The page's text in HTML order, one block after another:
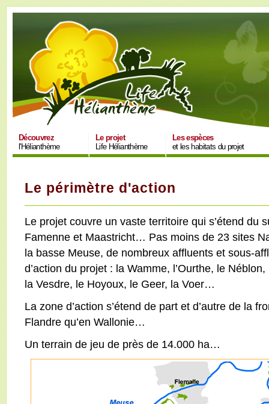
Découvrez
l'Hélianthème
Le projet
Life Hélianthème
Les espèces
et les habitats du projet
Le périmètre d'action
Le projet couvre un vaste territoire qui s’étend du
Famenne et Maastricht… Pas moins de 23 sites
la basse Meuse, de nombreux affluents et sous-
d’action du projet : la Wamme, l’Ourthe, le
la Vesdre, le Hoyoux, le Geer, la Voer…
La zone d’action s’étend de part et d’autre de la
Flandre qu’en Wallonie…
Un terrain de jeu de près de 14.000 ha…